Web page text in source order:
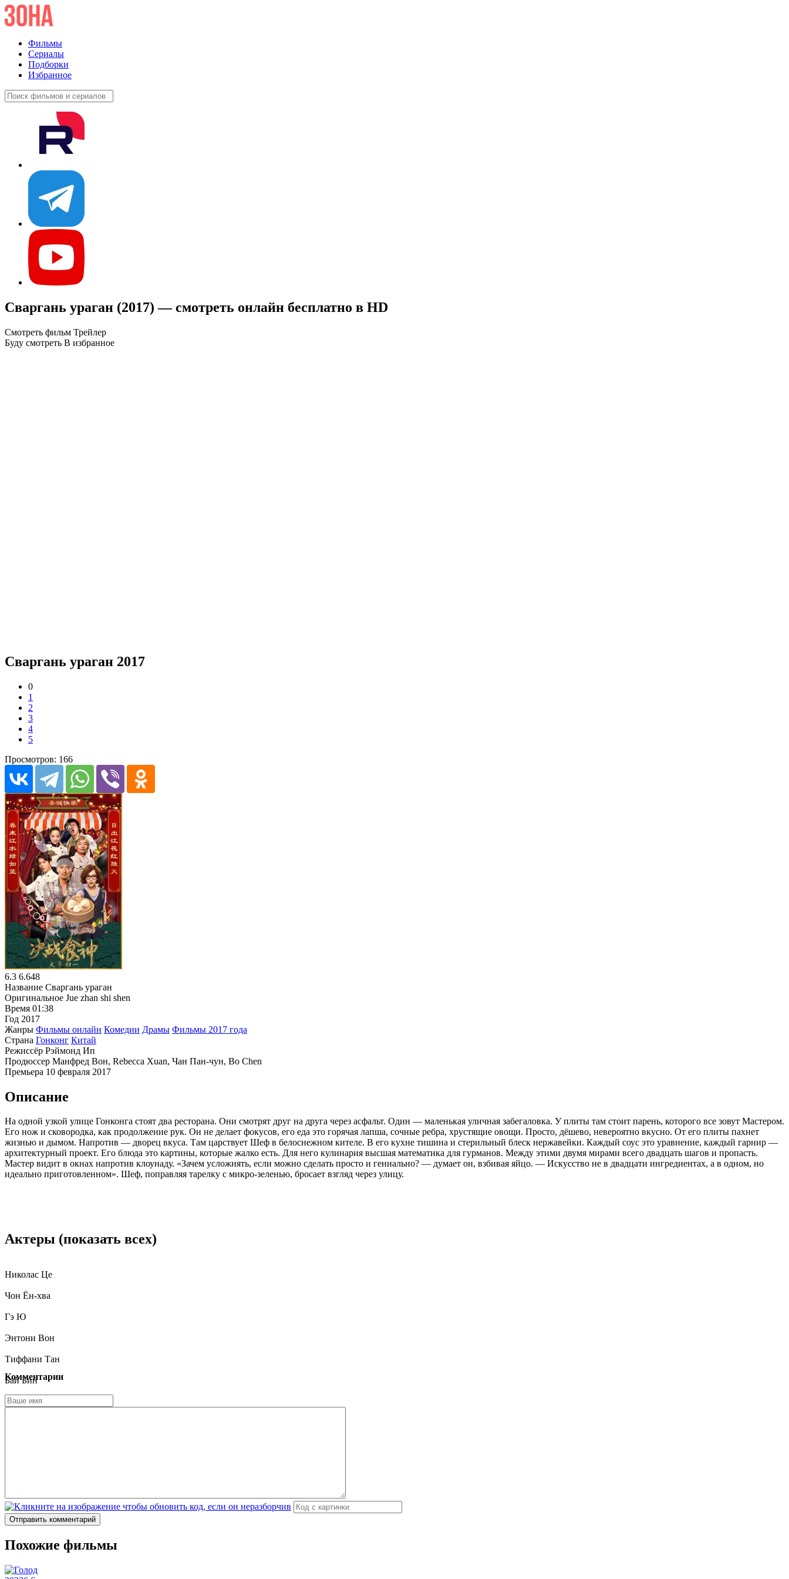
Фильмы
Сериалы
Подборки
Избранное
Сваргань ураган (2017) — смотреть онлайн бесплатно в HD
Смотреть фильм Трейлер
Буду смотреть В избранное
Сваргань ураган 2017
0
1
2
3
4
5
Просмотров: 166
6.3 6.648
Название Сваргань ураган
Оригинальное Jue zhan shi shen
Время 01:38
Год 2017
Жанры Фильмы онлайн Комедии Драмы Фильмы 2017 года
Страна Гонконг Китай
Режиссёр Рэймонд Ип
Продюссер Манфред Вон, Rebecca Xuan, Чан Пан-чун, Bo Chen
Премьера 10 февраля 2017
Описание
На одной узкой улице Гонконга стоят два ресторана. Они смотрят друг на друга через асфальт. Один — маленькая уличная забегаловка. У плиты там стоит парень, которого все зовут Мастером.
Его нож и сковородка, как продолжение рук. Он не делает фокусов, его еда это горячая лапша, сочные ребра, хрустящие овощи. Просто, дёшево, невероятно вкусно. От его плиты пахнет
жизнью и дымом. Напротив — дворец вкуса. Там царствует Шеф в белоснежном кителе. В его кухне тишина и стерильный блеск нержавейки. Каждый соус это уравнение, каждый гарнир —
архитектурный проект. Его блюда это картины, которые жалко есть. Для него кулинария высшая математика для гурманов. Между этими двумя мирами всего двадцать шагов и пропасть.
Мастер видит в окнах напротив клоунаду. «Зачем усложнять, если можно сделать просто и гениально? — думает он, взбивая яйцо. — Искусство не в двадцати ингредиентах, а в одном, но
идеально приготовленном». Шеф, поправляя тарелку с микро-зеленью, бросает взгляд через улицу.
Актеры (показать всех)
Николас Це
Чон Ён-хва
Гэ Ю
Энтони Вон
Тиффани Тан
Бай Бин
Ду Хайтао
Комментарии
Отправить комментарий
Похожие фильмы